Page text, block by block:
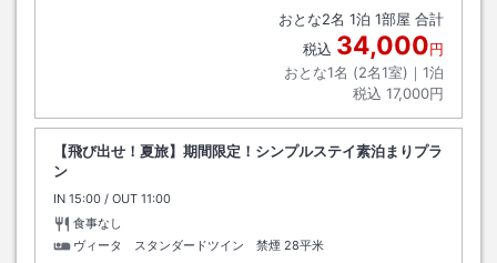
おとな2名 1泊 1部屋 合計
税込 34,000円
おとな1名 (2名1室)｜ 1泊
税込 17,000円
【飛び出せ！夏旅】期間限定！シンプルステイ素泊まりプラ
ン
IN チェックイン
15:00 / OUT チェックアウト
11:00
食事なし
ヴィータ スタンダードツイン 禁煙 28平米